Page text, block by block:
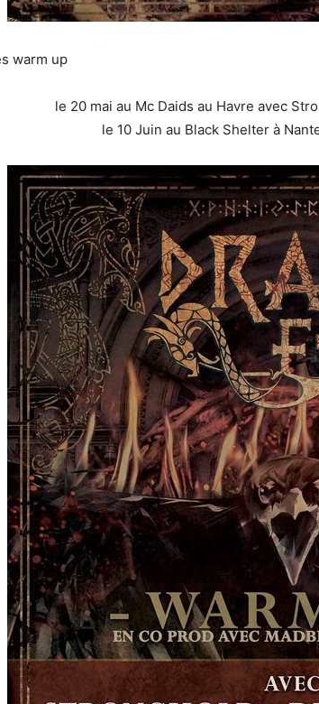
warm up
le 20 mai au Mc Daids au Havre avec
le 10 Juin au Black Shelter à